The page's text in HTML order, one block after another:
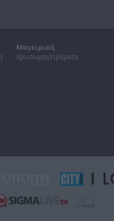
Μαγειρική
Χρυσωμαγειρέματα